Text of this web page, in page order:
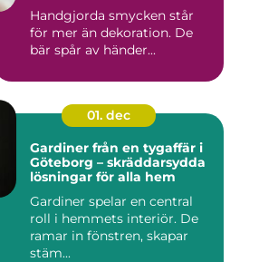
Handgjorda smycken står
för mer än dekoration. De
bär spår av händer...
01. dec
Gardiner från en tygaffär i
Göteborg – skräddarsydda
lösningar för alla hem
Gardiner spelar en central
roll i hemmets interiör. De
ramar in fönstren, skapar
stäm...